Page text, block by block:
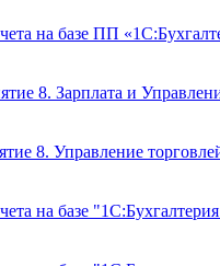
на базе ПП
8. Зарплата и
8. Управление
на базе